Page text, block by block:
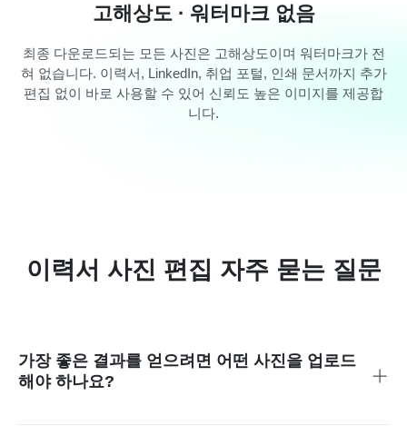
고해상도 · 워터마크 없음
최종 다운로드되는 모든 사진은 고해상도이며 워터마크가 전
혀 없습니다. 이력서, LinkedIn, 취업 포털, 인쇄 문서까지 추가
편집 없이 바로 사용할 수 있어 신뢰도 높은 이미지를 제공합
니다.
이력서 사진 편집 자주 묻는 질문
가장 좋은 결과를 얻으려면 어떤 사진을 업로드
해야 하나요?